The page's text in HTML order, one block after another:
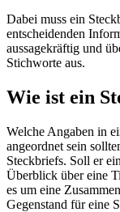
Dabei muss ein
entscheidenden
aussagekräftig und
Stichworte aus.
Wie ist ein
Welche Angaben in
angeordnet sein
Steckbriefs. Soll er
Überblick über eine
es um eine
Gegenstand für eine